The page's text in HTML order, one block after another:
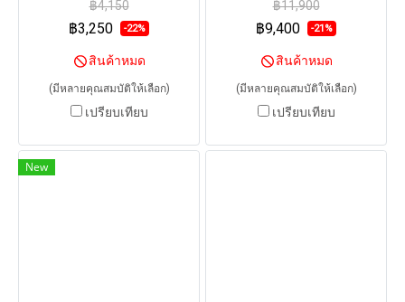
฿4,150
฿3,250 -22%
สินค้าหมด
(มีหลายคุณสมบัติให้เลือก)
เปรียบเทียบ
฿11,900
฿9,400 -21%
สินค้าหมด
(มีหลายคุณสมบัติให้เลือก)
เปรียบเทียบ
New